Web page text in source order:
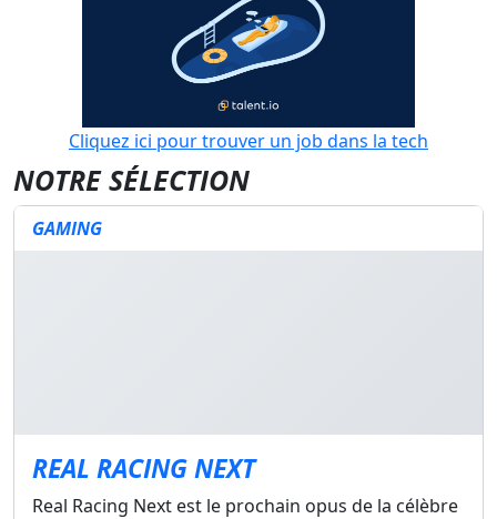
Cliquez ici pour trouver un job dans la tech
NOTRE SÉLECTION
GAMING
REAL RACING NEXT
Real Racing Next est le prochain opus de la célèbre